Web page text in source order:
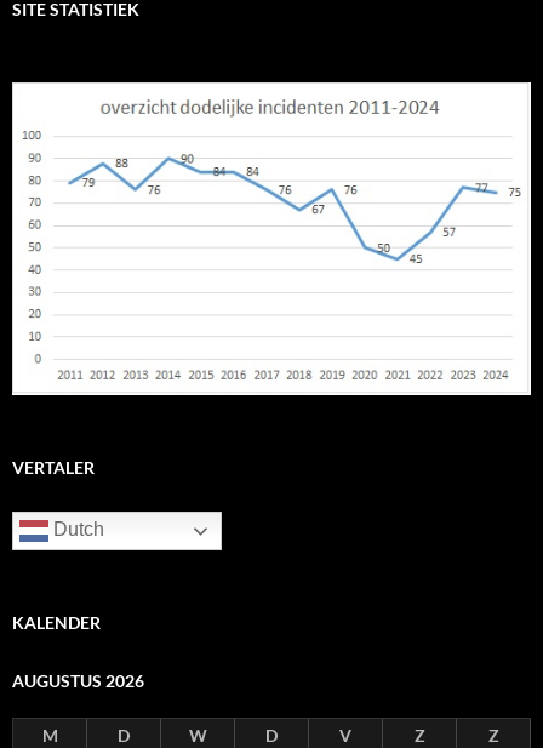
SITE STATISTIEK
VERTALER
Dutch
KALENDER
AUGUSTUS 2026
M D W D V Z
Z